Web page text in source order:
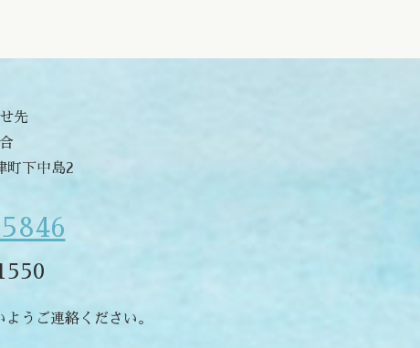
先
町下中島2
うご連絡ください。